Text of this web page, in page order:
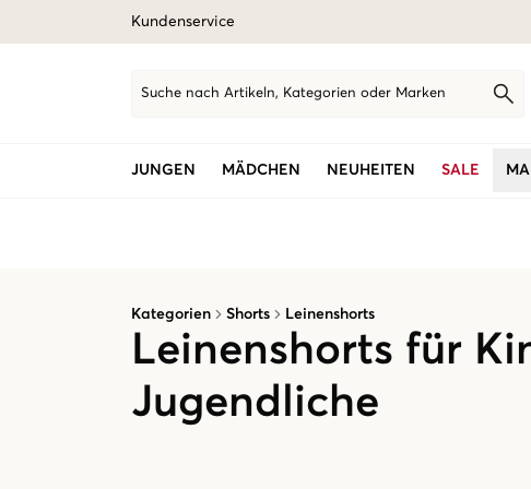
Kundenservice
Suche nach Artikeln, Kategorien oder Marken
JUNGEN MÄDCHEN NEUHEITEN SALE
Kategorien Shorts Leinenshorts
Leinenshorts für
Jugendliche